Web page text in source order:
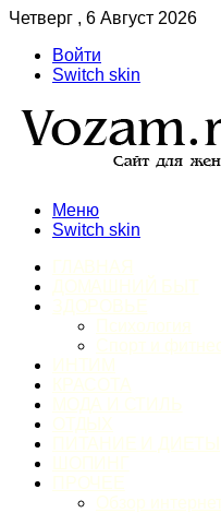
Четверг , 6 Август 2026
Войти
Switch skin
Меню
Switch skin